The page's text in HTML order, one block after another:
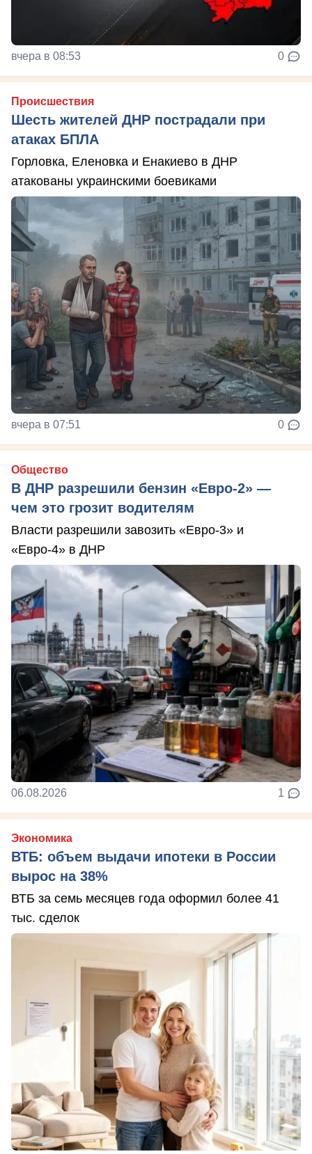
вчера в 08:53 0
Происшествия
Шесть жителей ДНР пострадали при
атаках БПЛА
Горловка, Еленовка и Енакиево в ДНР
атакованы украинскими боевиками
вчера в 07:51 0
Общество
В ДНР разрешили бензин «Евро-2» —
чем это грозит водителям
Власти разрешили завозить «Евро-3» и
«Евро-4» в ДНР
06.08.2026 1
Экономика
ВТБ: объем выдачи ипотеки в России
вырос на 38%
ВТБ за семь месяцев года оформил более 41
тыс. сделок